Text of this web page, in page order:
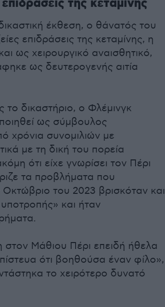
της κεταμίνης
έκθεση, ο θάνατός του
επιδράσεις της κεταμίνης, η
ως χειρουργικό αναισθητικό,
ως δευτερογενής αιτία
το δικαστήριο, ο Φλέμινγκ
ως σύμβουλος
χρόνια συνομιλιών με
με τη δική του πορεία
ότι είχε γνωρίσει τον Πέρι
τα προβλήματα που
Οκτώβριο του 2023 βρισκόταν και
και ήταν
Μάθιου Πέρι επειδή ήθελα
ότι βοηθούσα έναν φίλο»,
το χειρότερο δυνατό